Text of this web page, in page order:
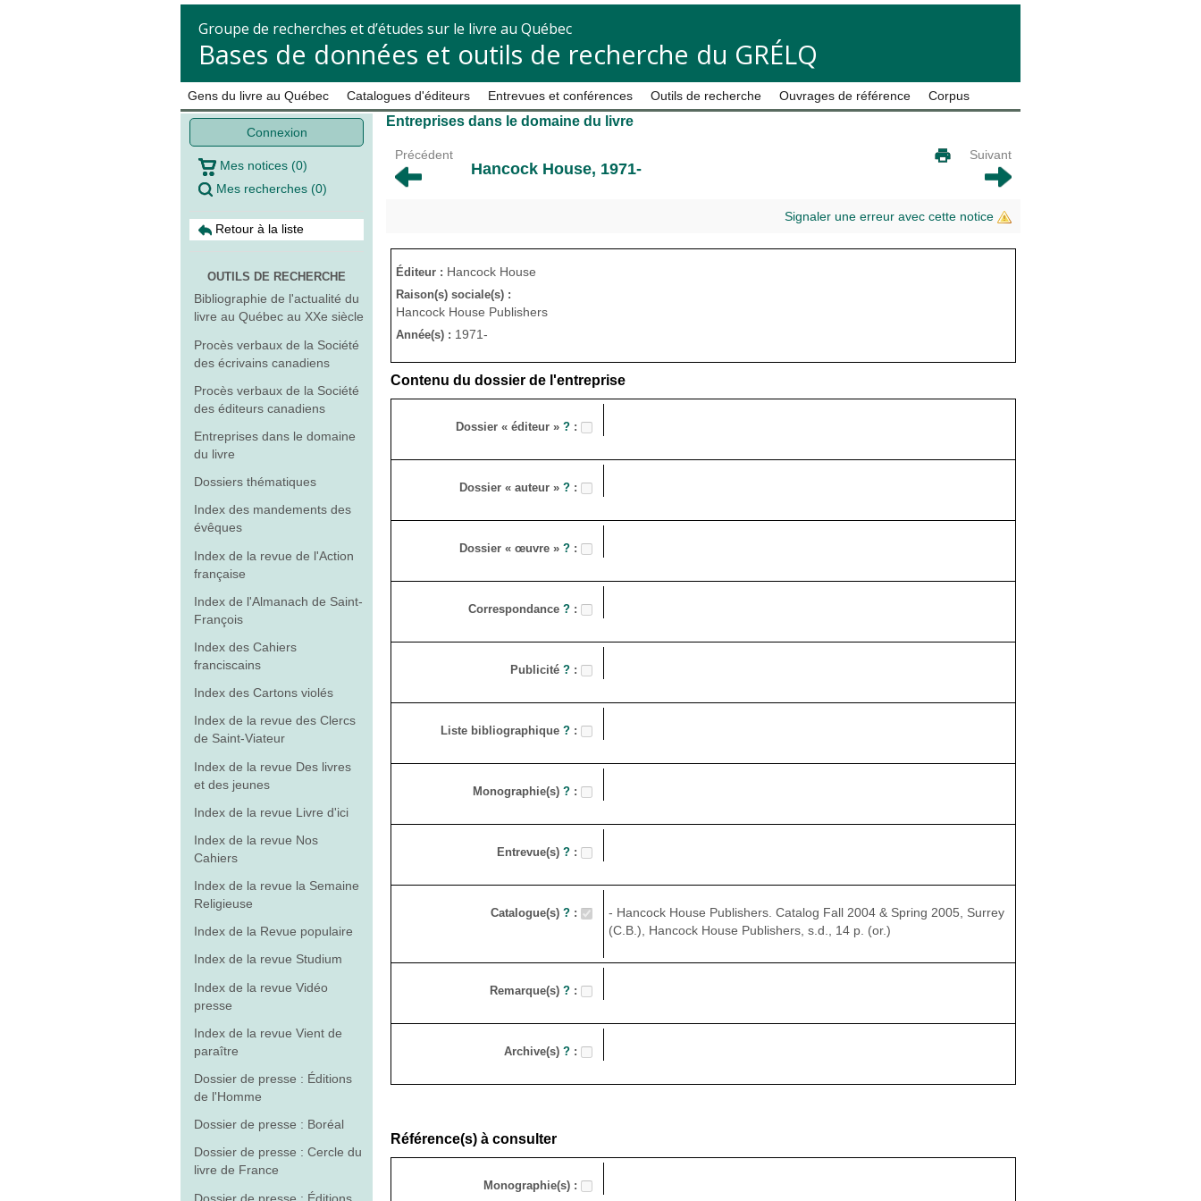
Groupe de recherches et d’études sur le livre au Québec
Bases de données et outils de recherche du GRÉLQ
Gens du livre au Québec Catalogues d'éditeurs Entrevues et conférences Outils de recherche Ouvrages de référence Corpus
Connexion
Mes notices (0)
Mes recherches (0)
Retour à la liste
OUTILS DE RECHERCHE
Bibliographie de l'actualité du
livre au Québec au XXe siècle
Procès verbaux de la Société
des écrivains canadiens
Procès verbaux de la Société
des éditeurs canadiens
Entreprises dans le domaine
du livre
Dossiers thématiques
Index des mandements des
évêques
Index de la revue de l'Action
française
Index de l'Almanach de Saint-
François
Index des Cahiers
franciscains
Index des Cartons violés
Index de la revue des Clercs
de Saint-Viateur
Index de la revue Des livres
et des jeunes
Index de la revue Livre d'ici
Index de la revue Nos
Cahiers
Index de la revue la Semaine
Religieuse
Index de la Revue populaire
Index de la revue Studium
Index de la revue Vidéo
presse
Index de la revue Vient de
paraître
Dossier de presse : Éditions
de l'Homme
Dossier de presse : Boréal
Dossier de presse : Cercle du
livre de France
Dossier de presse : Éditions
Entreprises dans le domaine du livre
Précédent
Hancock House, 1971-
Suivant
Signaler une erreur avec cette notice
Éditeur : Hancock House
Raison(s) sociale(s) :
Hancock House Publishers
Année(s) : 1971-
Contenu du dossier de l'entreprise
Dossier « éditeur »? :
Dossier « auteur »? :
Dossier « œuvre »? :
Correspondance? :
Publicité? :
Liste bibliographique? :
Monographie(s)? :
Entrevue(s)? :
Catalogue(s)? :
- Hancock House Publishers. Catalog Fall 2004 & Spring 2005, Surrey
(C.B.), Hancock House Publishers, s.d., 14 p. (or.)
Remarque(s)? :
Archive(s)? :
Référence(s) à consulter
Monographie(s) :